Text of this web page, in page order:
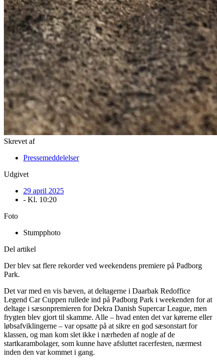
Skrevet af
Pressemeddelelser
Udgivet
29 april 2025
- Kl. 10:20
Foto
Stumpphoto
Del artikel
Der blev sat flere rekorder ved weekendens premiere på Padborg
Park.
Det var med en vis bæven, at deltagerne i Daarbak Redoffice
Legend Car Cuppen rullede ind på Padborg Park i weekenden for at
deltage i sæsonpremieren for Dekra Danish Supercar League, men
frygten blev gjort til skamme. Alle – hvad enten det var kørerne eller
løbsafviklingerne – var opsatte på at sikre en god sæsonstart for
klassen, og man kom slet ikke i nærheden af nogle af de
startkarambolager, som kunne have afsluttet racerfesten, nærmest
inden den var kommet i gang.